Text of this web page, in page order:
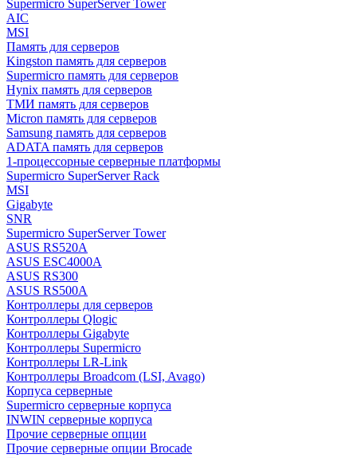
Supermicro SuperServer Tower
AIC
MSI
Память для серверов
Kingston память для серверов
Supermicro память для серверов
Hynix память для серверов
ТМИ память для серверов
Micron память для серверов
Samsung память для серверов
ADATA память для серверов
1-процессорные серверные платформы
Supermicro SuperServer Rack
MSI
Gigabyte
SNR
Supermicro SuperServer Tower
ASUS RS520A
ASUS ESC4000A
ASUS RS300
ASUS RS500A
Контроллеры для серверов
Контроллеры Qlogic
Контроллеры Gigabyte
Контроллеры Supermicro
Контроллеры LR-Link
Контроллеры Broadcom (LSI, Avago)
Корпуса серверные
Supermicro серверные корпуса
INWIN серверные корпуса
Прочие серверные опции
Прочие серверные опции Brocade